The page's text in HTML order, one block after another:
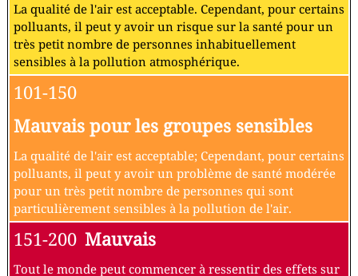
La qualité de l'air est acceptable. Cependant, pour certains
polluants, il peut y avoir un risque sur la santé pour un
très petit nombre de personnes inhabituellement
sensibles à la pollution atmosphérique.
101-150
Mauvais pour les groupes sensibles
La qualité de l'air est acceptable; Cependant, pour certains
polluants, il peut y avoir un problème de santé modérée
pour un très petit nombre de personnes qui sont
particulièrement sensibles à la pollution de l'air.
151-200 Mauvais
Tout le monde peut commencer à ressentir des effets sur